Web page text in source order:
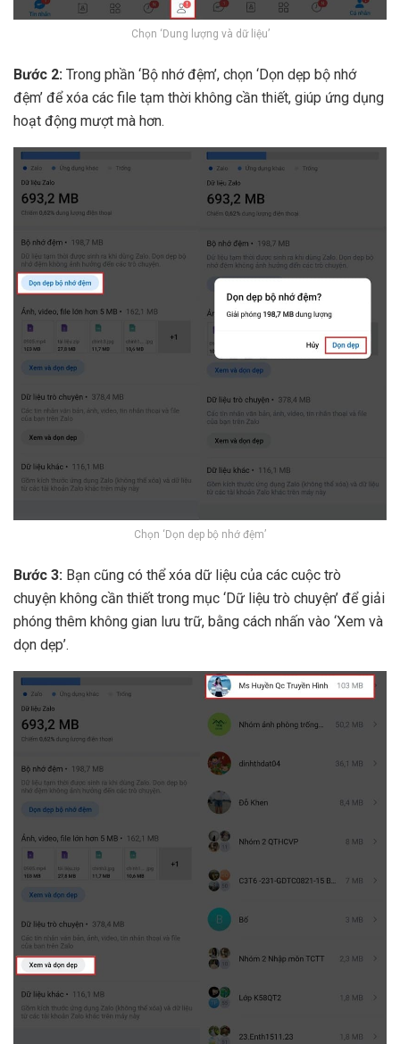
Chọn ‘Dung lượng và dữ liệu’
Bước 2: Trong phần ‘Bộ nhớ đệm’, chọn ‘Dọn dẹp bộ nhớ
đệm’ để xóa các file tạm thời không cần thiết, giúp ứng dụng
hoạt động mượt mà hơn.
Chọn ‘Dọn dẹp bộ nhớ đệm’
Bước 3: Bạn cũng có thể xóa dữ liệu của các cuộc trò
chuyện không cần thiết trong mục ‘Dữ liệu trò chuyện’ để giải
phóng thêm không gian lưu trữ, bằng cách nhấn vào ‘Xem và
dọn dẹp’.